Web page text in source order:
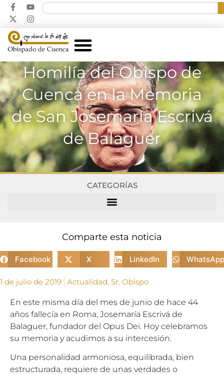
Homilía del Obispo de
Cuenca en la Memoria
de San Josemaría Escrivá
de Balaguer
CATEGORÍAS
Comparte esta noticia
Facebook X LinkedIn WhatsApp
1 de julio de 2019 Actualidad, Sr. Obispo
En este misma día del mes de junio de hace 44
años fallecía en Roma, Josemaría Escrivá de
Balaguer, fundador del Opus Dei. Hoy celebramos
su memoria y acudimos a su intercesión.
Una personalidad armoniosa, equilibrada, bien
estructurada, requiere de unas verdades o